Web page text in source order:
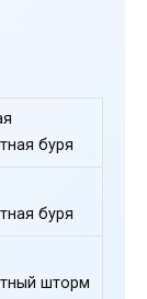
буря
буря
шторм